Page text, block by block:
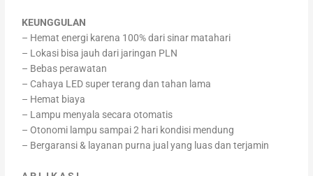
KEUNGGULAN
– Hemat energi karena 100% dari sinar matahari
– Lokasi bisa jauh dari jaringan PLN
– Bebas perawatan
– Cahaya LED super terang dan tahan lama
– Hemat biaya
– Lampu menyala secara otomatis
– Otonomi lampu sampai 2 hari kondisi mendung
– Bergaransi & layanan purna jual yang luas dan terjamin